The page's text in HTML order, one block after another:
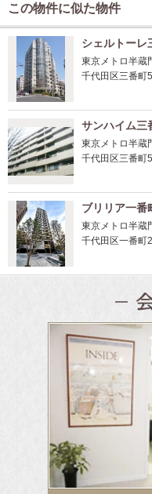
この物件に似た物件
シェルトーレ
東京メトロ半蔵
千代田区三番町
サンハイム三
東京メトロ半蔵
千代田区三番町
ブリリア一番
東京メトロ半蔵
千代田区一番町